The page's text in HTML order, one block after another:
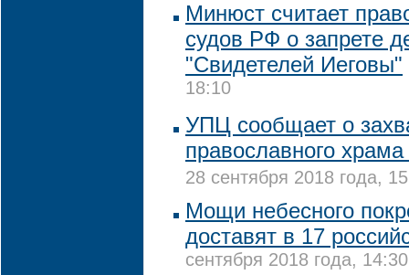
Минюст считает
судов РФ о запрете
"Свидетелей Иеговы"
18:10
УПЦ сообщает о
православного
28 сентября 2018 года,
Мощи небесного
доставят в 17
сентября 2018 года, 14:30